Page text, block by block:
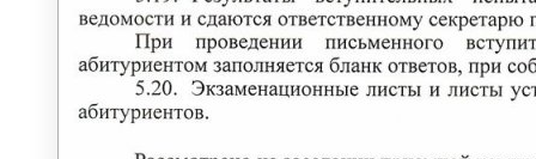
ФЕДЕРАЛЬНАЯ ПРОГРАММА
«ОБУЧЕНИЕ СЛУЖЕНИЕМ»
МЕРЫ ПОДДЕРЖКИ МОЛОДЫХ СЕМЕЙ
«ЕДИНОЕ ОКНО»